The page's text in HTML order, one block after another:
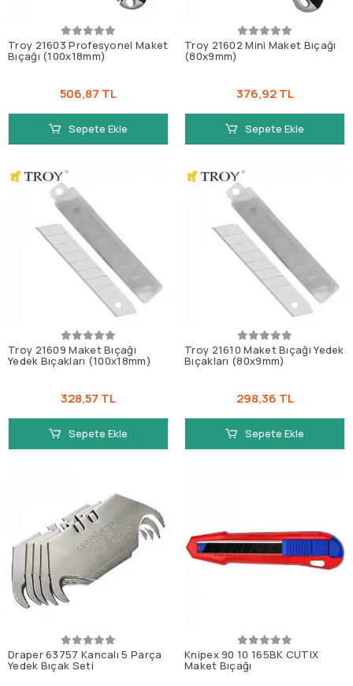
Troy 21603 Profesyonel Maket
Bıçağı (100x18mm)
506,87 TL
Sepete Ekle
Troy 21602 Mini Maket Bıçağı
(80x9mm)
376,92 TL
Sepete Ekle
Troy 21609 Maket Bıçağı
Yedek Bıçakları (100x18mm)
328,57 TL
Sepete Ekle
Troy 21610 Maket Bıçağı Yedek
Bıçakları (80x9mm)
298,36 TL
Sepete Ekle
Draper 63757 Kancalı 5 Parça
Yedek Bıçak Seti
Knipex 90 10 165BK CUTIX
Maket Bıçağı